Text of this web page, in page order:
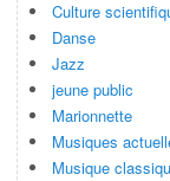
Culture
Danse
Jazz
jeune public
Marionnette
Musiques
Musique